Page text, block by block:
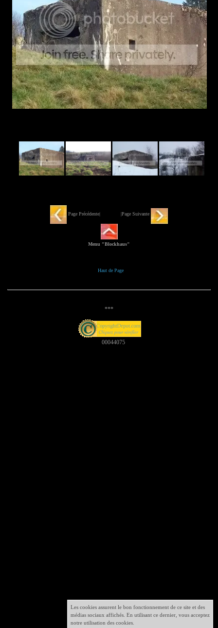
Page Précédente| |Page Suivante
Menu "Blockhaus"
Haut de Page
***
00044075
Les cookies assurent le bon fonctionnement de ce site et des
médias sociaux affichés. En utilisant ce dernier, vous acceptez
notre utilisation des cookies.